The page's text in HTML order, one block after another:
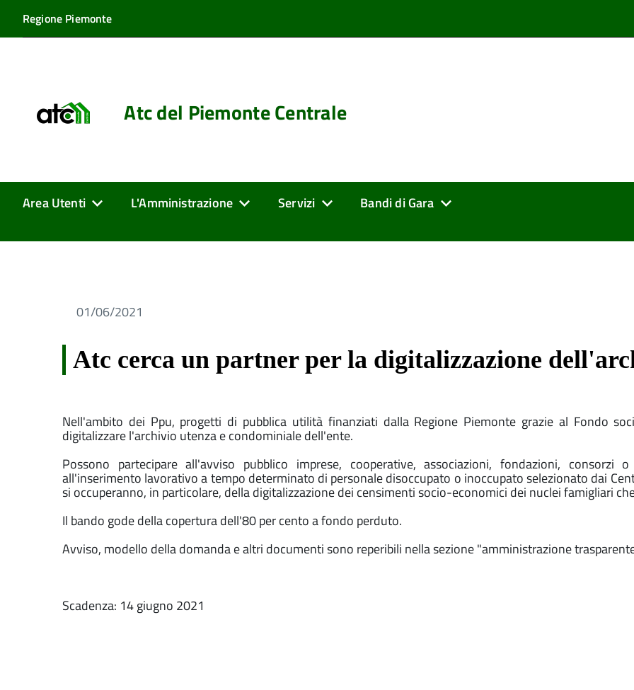
Regione Piemonte
Atc del Piemonte Centrale
Area Utenti L'Amministrazione Servizi Bandi di Gara
01/06/2021
Atc cerca un partner per la digitalizzazione
Nell'ambito dei Ppu, progetti di pubblica utilità finanziati dalla Regione Piemonte grazie al Fondo
digitalizzare l'archivio utenza e condominiale dell'ente.
Possono partecipare all'avviso pubblico imprese, cooperative, associazioni, fondazioni, consorzi
all'inserimento lavorativo a tempo determinato di personale disoccupato o inoccupato selezionato dai
si occuperanno, in particolare, della digitalizzazione dei censimenti socio-economici dei nuclei famigliari
Il bando gode della copertura dell'80 per cento a fondo perduto.
Avviso, modello della domanda e altri documenti sono reperibili nella sezione "amministrazione
Scadenza: 14 giugno 2021